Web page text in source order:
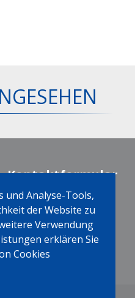
und Analyse-Tools,
der Website zu
Verwendung
erklären Sie
Cookies
Kontaktformular
Social Media